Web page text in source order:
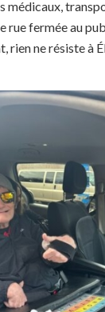
médicaux,
rue fermée au
rien ne résiste à